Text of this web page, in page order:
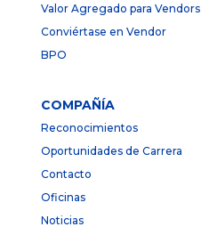
Valor Agregado para Vendors
Conviértase en Vendor
BPO
COMPAÑÍA
Reconocimientos
Oportunidades de Carrera
Contacto
Oficinas
Noticias